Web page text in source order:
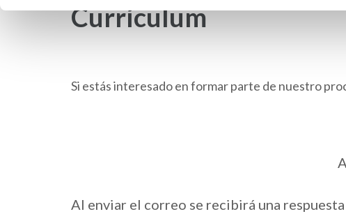
Currículum
Si estás interesado en formar parte de nuestro
Al enviar el correo se recibirá una